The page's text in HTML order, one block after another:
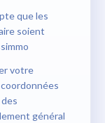
que les
soient
votre
général